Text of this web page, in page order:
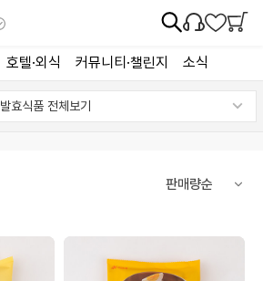
호텔·외식 커뮤니티·챌린지 소식
발효식품 전체보기